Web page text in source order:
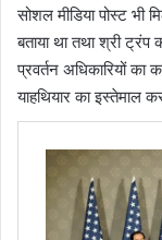
सोशल मीडिया पोस्ट
बताया था तथा श्री
प्रवर्तन अधिकारियों
याहथियार का इस्तेमाल